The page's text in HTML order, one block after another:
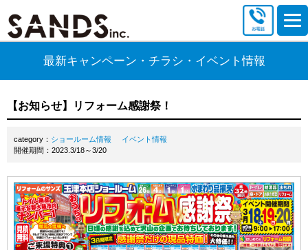
最新キャンペーン・チラシ・イベント情報
【お知らせ】リフォーム感謝祭！
category： ショールーム情報
イベント情報
開催期間：2023.3/18～3/20